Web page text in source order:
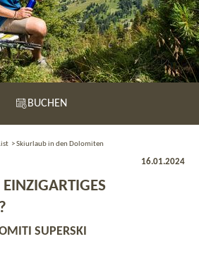
BUCHEN
>Skiurlaub in den Dolomiten
16.01.2024
SUPERSKI